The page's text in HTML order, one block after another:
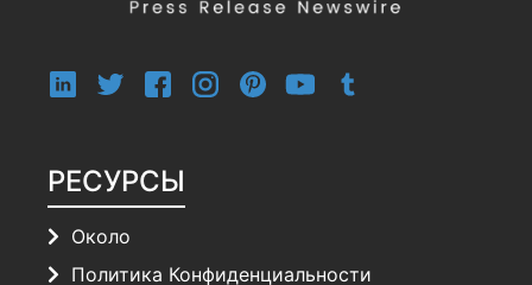
РЕСУРСЫ
Около
Политика Конфиденциальности